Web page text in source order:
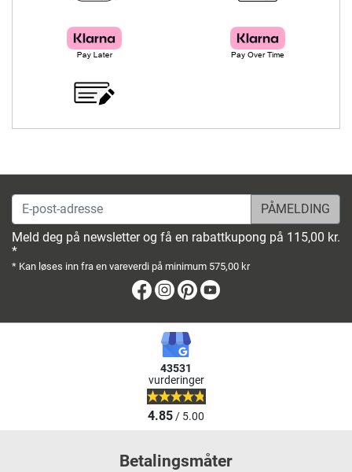
E-post-adresse
Meld deg på newsletter og få en rabattkupong på 115,00 kr.
*
* Kan løses inn fra en vareverdi på minimum 575,00 kr
Facebook
Instagram
Pinterest
43531
vurderinger
4.85/ 5.00
Betalingsmåter